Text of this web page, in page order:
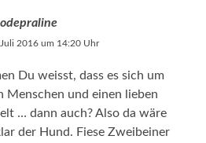
2016 um 14:20 Uhr
Du weisst, dass es sich um
Menschen und einen lieben
… dann auch? Also da wäre
der Hund. Fiese Zweibeiner